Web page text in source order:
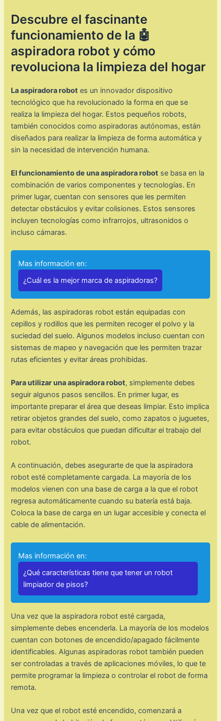
Descubre el fascinante
funcionamiento de la 🤖
aspiradora robot y cómo
revoluciona la limpieza del hogar
La aspiradora robot es un innovador dispositivo
tecnológico que ha revolucionado la forma en que se
realiza la limpieza del hogar. Estos pequeños robots,
también conocidos como aspiradoras autónomas, están
diseñados para realizar la limpieza de forma automática y
sin la necesidad de intervención humana.
El funcionamiento de una aspiradora robot se basa en la
combinación de varios componentes y tecnologías. En
primer lugar, cuentan con sensores que les permiten
detectar obstáculos y evitar colisiones. Estos sensores
incluyen tecnologías como infrarrojos, ultrasonidos o
incluso cámaras.
Mas información en:
¿Cuál es la mejor marca de aspiradoras?
Además, las aspiradoras robot están equipadas con
cepillos y rodillos que les permiten recoger el polvo y la
suciedad del suelo. Algunos modelos incluso cuentan con
sistemas de mapeo y navegación que les permiten trazar
rutas eficientes y evitar áreas prohibidas.
Para utilizar una aspiradora robot, simplemente debes
seguir algunos pasos sencillos. En primer lugar, es
importante preparar el área que deseas limpiar. Esto implica
retirar objetos grandes del suelo, como zapatos o juguetes,
para evitar obstáculos que puedan dificultar el trabajo del
robot.
A continuación, debes asegurarte de que la aspiradora
robot esté completamente cargada. La mayoría de los
modelos vienen con una base de carga a la que el robot
regresa automáticamente cuando su batería está baja.
Coloca la base de carga en un lugar accesible y conecta el
cable de alimentación.
Mas información en:
¿Qué características tiene que tener un robot
limpiador de pisos?
Una vez que la aspiradora robot esté cargada,
simplemente debes encenderla. La mayoría de los modelos
cuentan con botones de encendido/apagado fácilmente
identificables. Algunas aspiradoras robot también pueden
ser controladas a través de aplicaciones móviles, lo que te
permite programar la limpieza o controlar el robot de forma
remota.
Una vez que el robot esté encendido, comenzará a